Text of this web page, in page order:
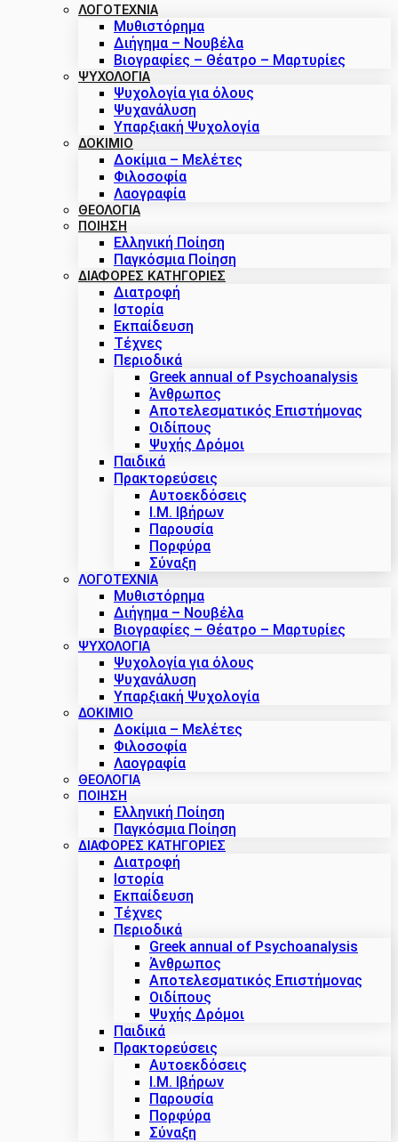
ΛΟΓΟΤΕΧΝΙΑ
Μυθιστόρημα
Διήγημα – Νουβέλα
Βιογραφίες – Θέατρο – Μαρτυρίες
ΨΥΧΟΛΟΓΙΑ
Ψυχολογία για όλους
Ψυχανάλυση
Υπαρξιακή Ψυχολογία
ΔΟΚΊΜΙΟ
Δοκίμια – Μελέτες
Φιλοσοφία
Λαογραφία
ΘΕΟΛΟΓΙΑ
ΠΟΙΗΣΗ
Ελληνική Ποίηση
Παγκόσμια Ποίηση
ΔΙΑΦΟΡΕΣ ΚΑΤΗΓΟΡΙΕΣ
Διατροφή
Ιστορία
Εκπαίδευση
Τέχνες
Περιοδικά
Greek annual of Psychoanalysis
Άνθρωπος
Αποτελεσματικός Επιστήμονας
Οιδίπους
Ψυχής Δρόμοι
Παιδικά
Πρακτoρεύσεις
Αυτοεκδόσεις
Ι.Μ. Ιβήρων
Παρουσία
Πορφύρα
Σύναξη
ΛΟΓΟΤΕΧΝΙΑ
Μυθιστόρημα
Διήγημα – Νουβέλα
Βιογραφίες – Θέατρο – Μαρτυρίες
ΨΥΧΟΛΟΓΙΑ
Ψυχολογία για όλους
Ψυχανάλυση
Υπαρξιακή Ψυχολογία
ΔΟΚΊΜΙΟ
Δοκίμια – Μελέτες
Φιλοσοφία
Λαογραφία
ΘΕΟΛΟΓΙΑ
ΠΟΙΗΣΗ
Ελληνική Ποίηση
Παγκόσμια Ποίηση
ΔΙΑΦΟΡΕΣ ΚΑΤΗΓΟΡΙΕΣ
Διατροφή
Ιστορία
Εκπαίδευση
Τέχνες
Περιοδικά
Greek annual of Psychoanalysis
Άνθρωπος
Αποτελεσματικός Επιστήμονας
Οιδίπους
Ψυχής Δρόμοι
Παιδικά
Πρακτoρεύσεις
Αυτοεκδόσεις
Ι.Μ. Ιβήρων
Παρουσία
Πορφύρα
Σύναξη